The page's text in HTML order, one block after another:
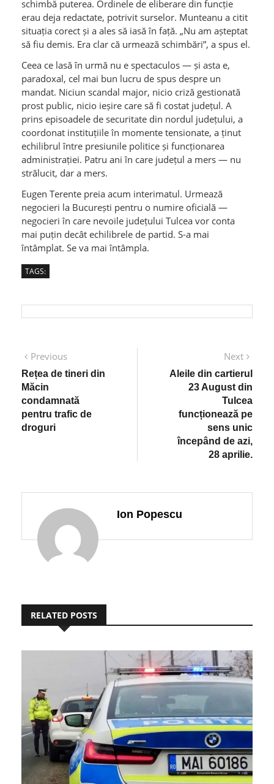
erau deja redactate, potrivit surselor. Munteanu a citit
situația corect și a ales să iasă în față. „Nu am așteptat
să fiu demis. Era clar că urmează schimbări”, a spus el.
Ceea ce lasă în urmă nu e spectaculos — și asta e,
paradoxal, cel mai bun lucru de spus despre un
mandat. Niciun scandal major, nicio criză gestionată
prost public, nicio ieșire care să fi costat județul. A
prins episoadele de securitate din nordul județului, a
coordonat instituțiile în momente tensionate, a ținut
echilibrul între presiunile politice și funcționarea
administrației. Patru ani în care județul a mers — nu
strălucit, dar a mers.
Eugen Terente preia acum interimatul. Urmează
negocieri la București pentru o numire oficială —
negocieri în care nevoile județului Tulcea vor conta
mai puțin decât echilibrele de partid. S-a mai
întâmplat. Se va mai întâmpla.
navigation
post:
Rețea de tineri din
Măcin
condamnată
pentru trafic de
droguri
Aleile din cartierul
23 August din
Tulcea
funcționează pe
sens unic
începând de azi,
28 aprilie.
RELATED POSTS